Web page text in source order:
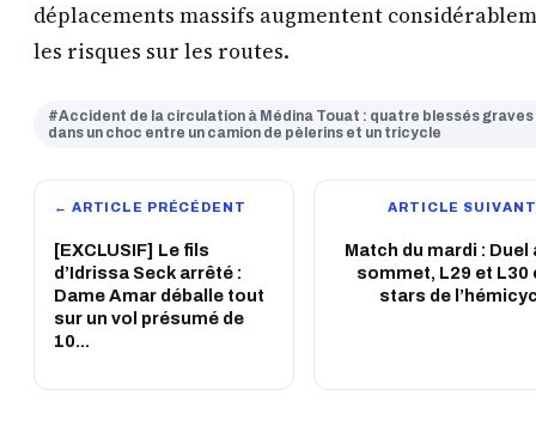
déplacements massifs augmentent
les risques sur les routes.
#Accident de la circulation à Médina Touat : quatre blessés graves
dans un choc entre un camion de pèlerins et un tricycle
← ARTICLE PRÉCÉDENT
[EXCLUSIF] Le fils
d’Idrissa Seck arrêté :
Dame Amar déballe tout
sur un vol présumé de
10...
ARTICLE
Match du mardi : Duel
sommet, L29 et L30
stars de